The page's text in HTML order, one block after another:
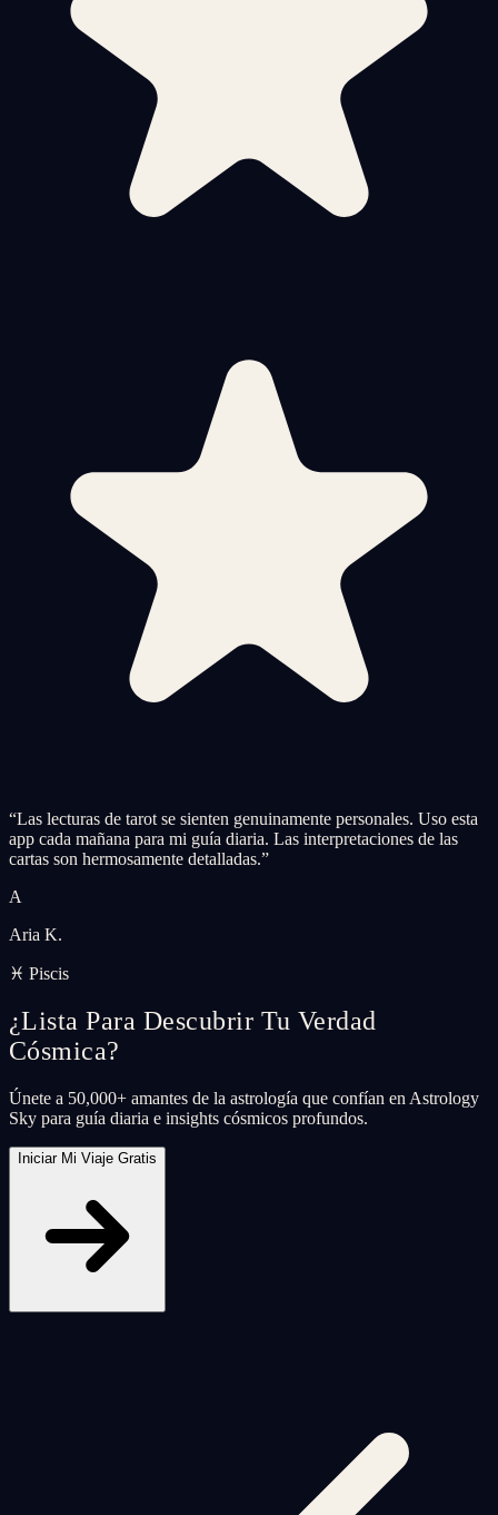
“Las lecturas de tarot se sienten genuinamente personales. Uso esta
app cada mañana para mi guía diaria. Las interpretaciones de las
cartas son hermosamente detalladas.”
A
Aria K.
♓ Piscis
¿Lista Para Descubrir Tu Verdad
Cósmica?
Únete a 50,000+ amantes de la astrología que confían en Astrology
Sky para guía diaria e insights cósmicos profundos.
Iniciar Mi Viaje Gratis